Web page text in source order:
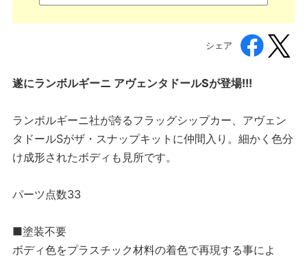
シェア
遂にランボルギーニ アヴェンタドールSが登場!!!
ランボルギーニ社が誇るフラッグシップカー、アヴェン
タドールSがザ・スナップキットに仲間入り。細かく色分
け成形されたボディも見所です。
パーツ点数33
■塗装不要
ボディ色をプラスチック材料の着色で再現する事によ